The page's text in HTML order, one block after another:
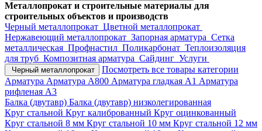
Металлопрокат и строительные материалы для
строительных объектов и производств
Черный металлопрокат Цветной металлопрокат
Нержавеющий металлопрокат Запорная арматура Сетка
металлическая Профнастил Поликарбонат Теплоизоляция
для труб Композитная арматура Сайдинг Услуги
Черный металлопрокат
Посмотреть все товары категории
Арматура Арматура А800 Арматура гладкая А1 Арматура
рифленая А3
Балка (двутавр) Балка (двутавр) низколегированная
Круг стальной Круг калиброванный Круг оцинкованный
Круг стальной 8 мм Круг стальной 10 мм Круг стальной 12 мм